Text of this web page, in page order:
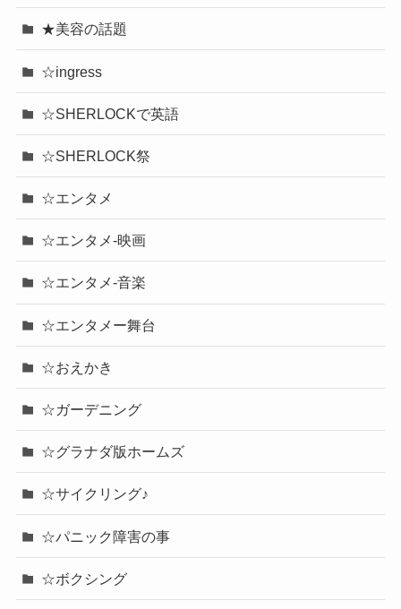
★美容の話題
☆ingress
☆SHERLOCKで英語
☆SHERLOCK祭
☆エンタメ
☆エンタメ-映画
☆エンタメ-音楽
☆エンタメー舞台
☆おえかき
☆ガーデニング
☆グラナダ版ホームズ
☆サイクリング♪
☆パニック障害の事
☆ボクシング